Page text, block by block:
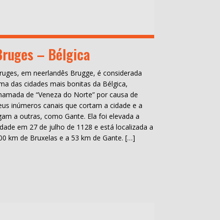
– Bélgica
em neerlandês Brugge, é considerada
das cidades mais bonitas da Bélgica,
de “Veneza do Norte” por causa de
inúmeros canais que cortam a cidade e a
a outras, como Gante. Ela foi elevada a
em 27 de julho de 1128 e está localizada a
km de Bruxelas e a 53 km de Gante. […]